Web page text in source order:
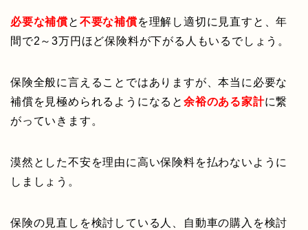
必要な補償と 不要な補償を理解し適切に見直すと、年
間で2～3万円ほど保険料が下がる人もいるでしょう。
保険全般に言えることではありますが、本当に必要な
補償を見極められるようになると 余裕のある家計に繋
がっていきます。
漠然とした不安を理由に高い保険料を払わないように
しましょう。
保険の見直しを検討している人、自動車の購入を検討